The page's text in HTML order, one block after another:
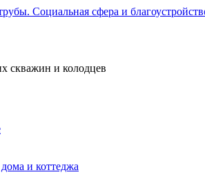
Социальная сфера и
скважин и колодцев
и коттеджа